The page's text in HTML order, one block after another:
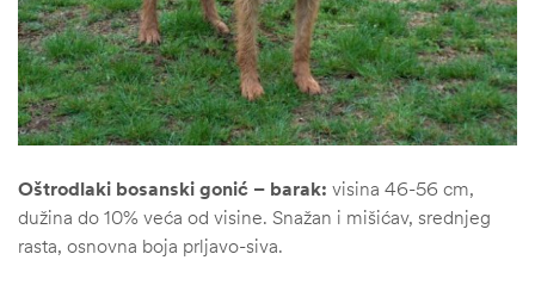
Oštrodlaki bosanski gonić – barak: visina 46-56 cm,
dužina do 10% veća od visine. Snažan i mišićav, srednjeg
rasta, osnovna boja prljavo-siva.